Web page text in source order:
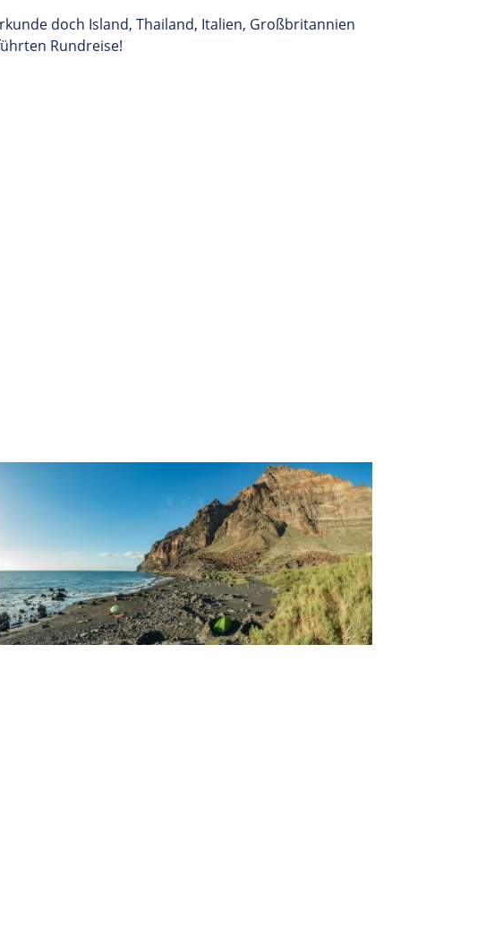
doch Island, Thailand, Italien, Großbritannien
Rundreise!